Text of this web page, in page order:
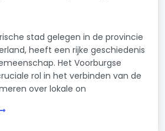
stad gelegen in de provincie
heeft een rijke geschiedenis
Het Voorburgse
rol in het verbinden van de
over lokale on